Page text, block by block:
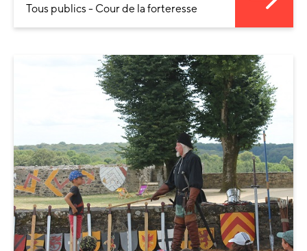
Tous publics - Cour de la forteresse